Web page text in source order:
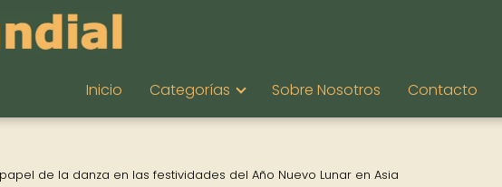
Inicio Categorías Sobre Nosotros Contacto
de la danza en las festividades del Año Nuevo Lunar en Asia